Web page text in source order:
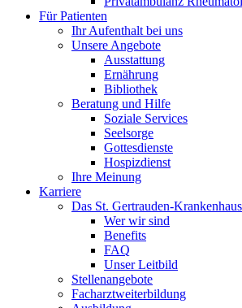
Für Patienten
Ihr Aufenthalt bei uns
Unsere Angebote
Ausstattung
Ernährung
Bibliothek
Beratung und Hilfe
Soziale Services
Seelsorge
Gottesdienste
Hospizdienst
Ihre Meinung
Karriere
Das St. Gertrauden-
Wer wir sind
Benefits
FAQ
Unser Leitbild
Stellenangebote
Facharztweiterbildung